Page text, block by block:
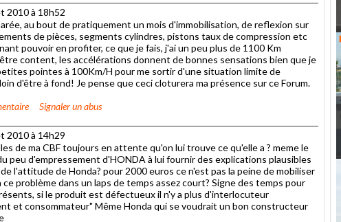
2010 à 18h52
au bout de pratiquement un mois d'immobilisation, de reflexion sur
de pièces, segments cylindres, pistons taux de compression etc
pouvoir en profiter, ce que je fais, j'ai un peu plus de 1100 Km
content, les accélérations donnent de bonnes sensations bien que je
pointes à 100Km/H pour me sortir d'une situation limite de
d'être à fond! Je pense que ceci cloturera ma présence sur ce Forum.
Signaler un abus
2010 à 14h29
de ma CBF toujours en attente qu'on lui trouve ce qu'elle a ? meme le
peu d'empressement d'HONDA à lui fournir des explications plausibles
l'attitude de Honda? pour 2000 euros ce n'est pas la peine de mobiliser
problème dans un laps de temps assez court? Signe des temps pour
si le produit est défectueux il n'y a plus d'interlocuteur
et consommateur" Même Honda qui se voudrait un bon constructeur